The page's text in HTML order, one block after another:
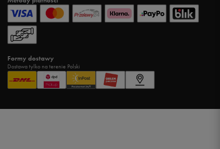
Formy dostawy
Dostawa tylko na terenie Polski